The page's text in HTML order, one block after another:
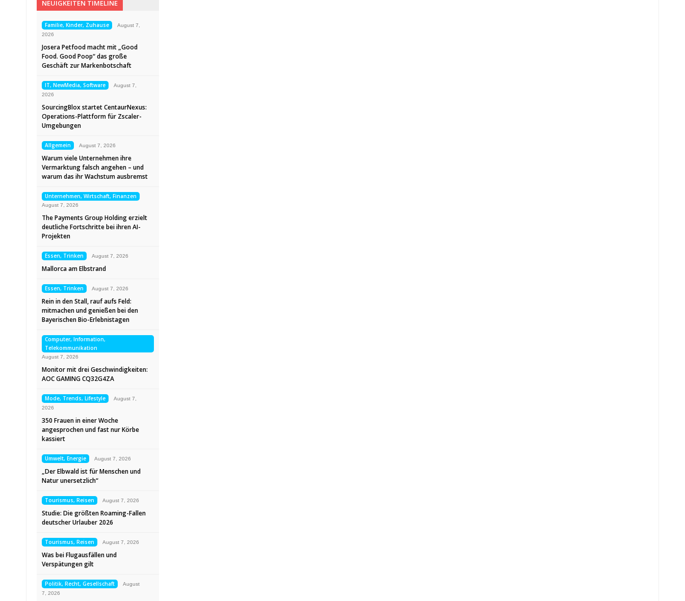
NEUIGKEITEN TIMELINE
Familie, Kinder, Zuhause
August 7,
2026
Josera Petfood macht mit „Good
Food. Good Poop“ das große
Geschäft zur Markenbotschaft
IT, NewMedia, Software
August 7,
2026
SourcingBlox startet CentaurNexus:
Operations-Plattform für Zscaler-
Umgebungen
Allgemein August 7, 2026
Warum viele Unternehmen ihre
Vermarktung falsch angehen – und
warum das ihr Wachstum ausbremst
Unternehmen, Wirtschaft, Finanzen
August 7, 2026
The Payments Group Holding erzielt
deutliche Fortschritte bei ihren AI-
Projekten
Essen, Trinken August 7, 2026
Mallorca am Elbstrand
Essen, Trinken August 7, 2026
Rein in den Stall, rauf aufs Feld:
mitmachen und genießen bei den
Bayerischen Bio-Erlebnistagen
Computer, Information,
Telekommunikation
August 7, 2026
Monitor mit drei Geschwindigkeiten:
AOC GAMING CQ32G4ZA
Mode, Trends, Lifestyle
August 7,
2026
350 Frauen in einer Woche
angesprochen und fast nur Körbe
kassiert
Umwelt, Energie August 7, 2026
„Der Elbwald ist für Menschen und
Natur unersetzlich“
Tourismus, Reisen August 7, 2026
Studie: Die größten Roaming-Fallen
deutscher Urlauber 2026
Tourismus, Reisen August 7, 2026
Was bei Flugausfällen und
Verspätungen gilt
Politik, Recht, Gesellschaft
August
7, 2026